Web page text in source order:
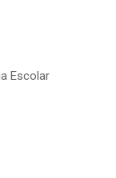
Escolar